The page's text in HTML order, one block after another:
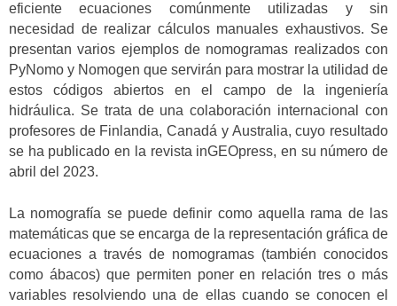
eficiente ecuaciones comúnmente utilizadas y sin
necesidad de realizar cálculos manuales exhaustivos. Se
presentan varios ejemplos de nomogramas realizados con
PyNomo y Nomogen que servirán para mostrar la utilidad de
estos códigos abiertos en el campo de la ingeniería
hidráulica. Se trata de una colaboración internacional con
profesores de Finlandia, Canadá y Australia, cuyo resultado
se ha publicado en la revista inGEOpress, en su número de
abril del 2023.
La nomografía se puede definir como aquella rama de las
matemáticas que se encarga de la representación gráfica de
ecuaciones a través de nomogramas (también conocidos
como ábacos) que permiten poner en relación tres o más
variables resolviendo una de ellas cuando se conocen el